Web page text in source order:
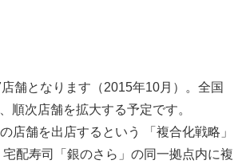
舗となります（2015年10月）。全国
順次店舗を拡大する予定です。
店舗を出店するという 「複合化戦略」
配寿司「銀のさら」の同一拠点内に複